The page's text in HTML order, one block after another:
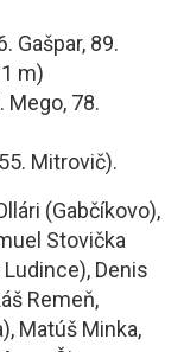
Gašpar, 89.
m)
Mego, 78.
Mitrovič).
(Gabčíkovo),
Stovička
Denis
Remeň,
Matúš Minka,